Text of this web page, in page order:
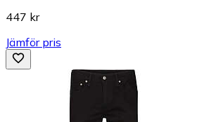
447 kr
Jämför pris